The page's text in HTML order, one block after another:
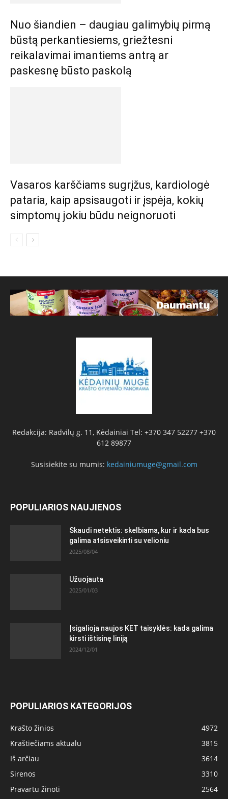
Nuo šiandien – daugiau galimybių pirmą
būstą perkantiesiems, griežtesni
reikalavimai imantiems antrą ar
paskesnę būsto paskolą
Vasaros karščiams sugrįžus, kardiologė
pataria, kaip apsisaugoti ir įspėja, kokių
simptomų jokiu būdu neignoruoti
Redakcija: Radvilų g. 11, Kėdainiai Tel: +370 347 52277 +370
612 89877
Susisiekite su mumis: kedainiumuge@gmail.com
POPULIARIOS NAUJIENOS
Skaudi netektis: skelbiama, kur ir kada bus
galima atsisveikinti su velioniu
2025/08/04
Užuojauta
2025/01/03
Įsigalioja naujos KET taisyklės: kada galima
kirsti ištisinę liniją
2024/12/01
POPULIARIOS KATEGORIJOS
Krašto žinios
4972
Kraštiečiams aktualu
3815
Iš arčiau
3614
Sirenos
3310
Pravartu žinoti
2564